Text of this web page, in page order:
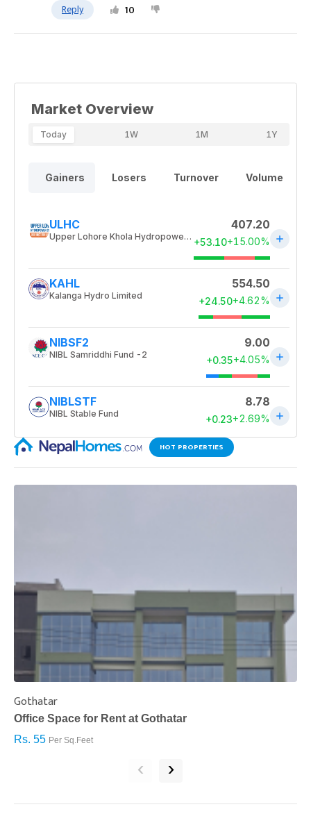
Reply 10
HOT PROPERTIES
Gothatar
Office Space for Rent at Gothatar
Rs. 55 Per Sq.Feet
‹ ›